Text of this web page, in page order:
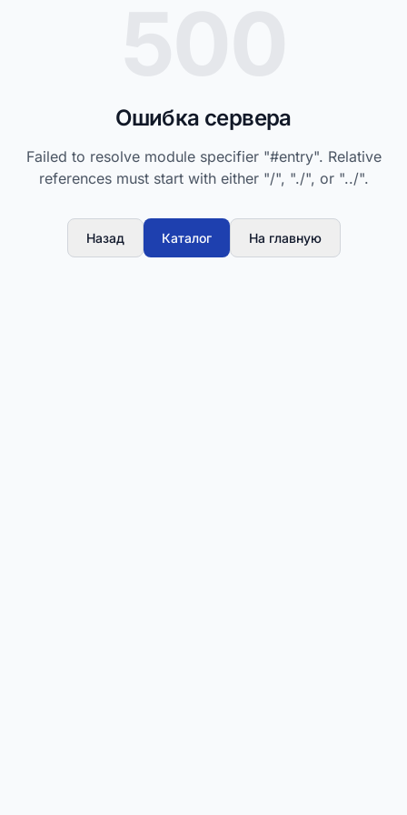
Ошибка сервера
Failed to resolve module specifier "#entry". Relative
references must start with either "/", "./", or "../".
Назад Каталог На главную